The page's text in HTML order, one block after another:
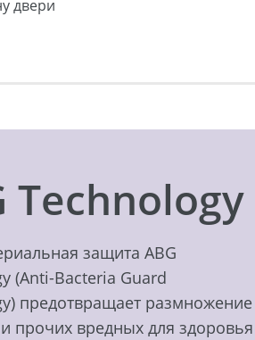
двери
Technology
защита ABG
(Anti-Bacteria Guard
предотвращает размножение
прочих вредных для здоровья